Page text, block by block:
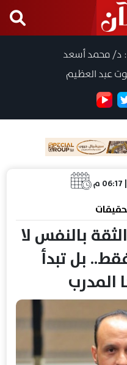
: د/ محمد أسعد
عبد العظيم
بالنفس لا
بل تبدأ
المدرب